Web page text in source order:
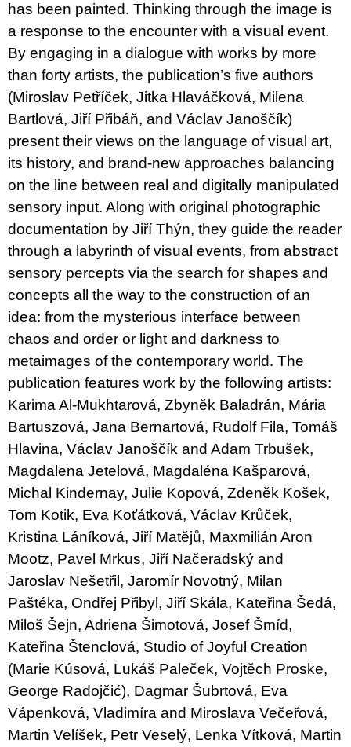
has been painted. Thinking through the image is
a response to the encounter with a visual event.
By engaging in a dialogue with works by more
than forty artists, the publication’s five authors
(Miroslav Petříček, Jitka Hlaváčková, Milena
Bartlová, Jiří Přibáň, and Václav Janoščík)
present their views on the language of visual art,
its history, and brand-new approaches balancing
on the line between real and digitally manipulated
sensory input. Along with original photographic
documentation by Jiří Thýn, they guide the reader
through a labyrinth of visual events, from abstract
sensory percepts via the search for shapes and
concepts all the way to the construction of an
idea: from the mysterious interface between
chaos and order or light and darkness to
metaimages of the contemporary world. The
publication features work by the following artists:
Karima Al-Mukhtarová, Zbyněk Baladrán, Mária
Bartuszová, Jana Bernartová, Rudolf Fila, Tomáš
Hlavina, Václav Janoščík and Adam Trbušek,
Magdalena Jetelová, Magdaléna Kašparová,
Michal Kindernay, Julie Kopová, Zdeněk Košek,
Tom Kotik, Eva Koťátková, Václav Krůček,
Kristina Láníková, Jiří Matějů, Maxmilián Aron
Mootz, Pavel Mrkus, Jiří Načeradský and
Jaroslav Nešetřil, Jaromír Novotný, Milan
Paštéka, Ondřej Přibyl, Jiří Skála, Kateřina Šedá,
Miloš Šejn, Adriena Šimotová, Josef Šmíd,
Kateřina Štenclová, Studio of Joyful Creation
(Marie Kúsová, Lukáš Paleček, Vojtěch Proske,
George Radojčić), Dagmar Šubrtová, Eva
Vápenková, Vladimíra and Miroslava Večeřová,
Martin Velíšek, Petr Veselý, Lenka Vítková, Martin